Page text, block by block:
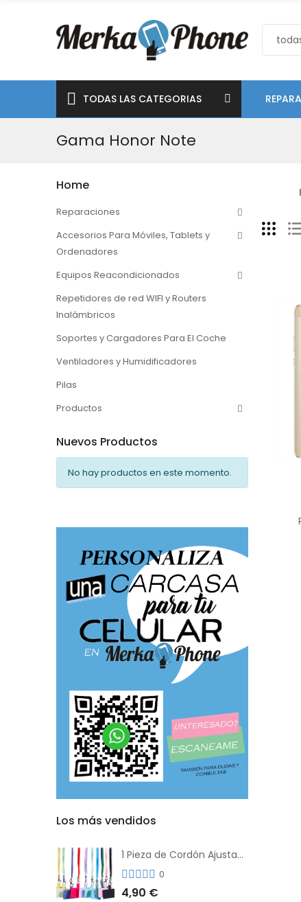
TODAS LAS CATEGORIAS
Gama Honor Note
Home
Reparaciones
Accesorios Para Móviles, Tablets y
Ordenadores
Equipos Reacondicionados
Repetidores de red WIFI y Routers
Inalámbricos
Soportes y Cargadores Para El Coche
Ventiladores y Humidificadores
Pilas
Productos
Nuevos Productos
No hay productos en este momento.
Los más vendidos
1 Pieza de Cordón Ajustable Universal Para el Teléfono Con Clip Antipérdida
0
4,90 €